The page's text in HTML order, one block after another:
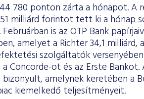
780 ponton zárta a hónapot. A
milliárd forintot tett ki a hónap
is az OTP Bank
amelyet a Richter 34,1
szolgáltatók
Concorde-ot és az Erste Bankot.
amelynek keretében a
kiemelkedő teljesítményeit.